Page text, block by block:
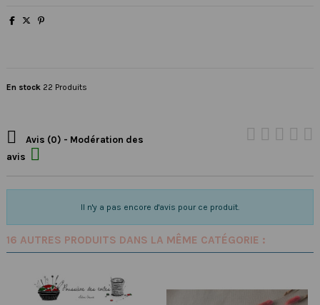
En stock 22 Produits

Avis (0) - Modération des
avis 
Il n'y a pas encore d'avis pour ce produit.
16 AUTRES PRODUITS DANS LA MÊME CATÉGORIE :